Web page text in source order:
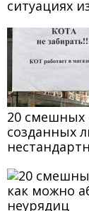
ситуациях
20 смешных
созданных